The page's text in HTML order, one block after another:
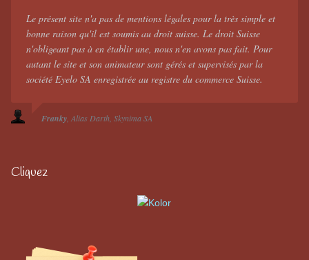
Le présent site n'a pas de mentions légales pour la très simple et
bonne raison qu'il est soumis au droit suisse. Le droit Suisse
n'obligeant pas à en établir une, nous n'en avons pas fait. Pour
autant le site et son animateur sont gérés et supervisés par la
société Eyelo SA enregistrée au registre du commerce Suisse.
Franky Alias Darth Skynima SA
Cliquez